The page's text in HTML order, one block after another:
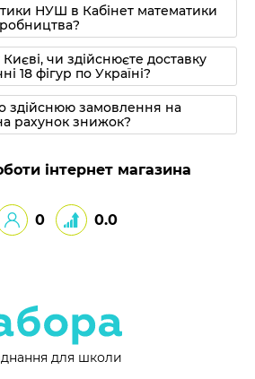
НУШ в Кабінет математики
чи здійснюєте доставку
18 фігур по Україні?
здійснюю замовлення на
рахунок знижок?
інтернет магазина
0
0.0
для школи